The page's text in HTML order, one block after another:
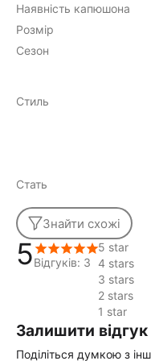
Наявність капюшона
Розмір
Сезон
Стиль
Стать
Знайти схожі
5Відгуків: 3
5 star
4 stars
3 stars
2 stars
1 star
Залишити
Поділіться думкою з